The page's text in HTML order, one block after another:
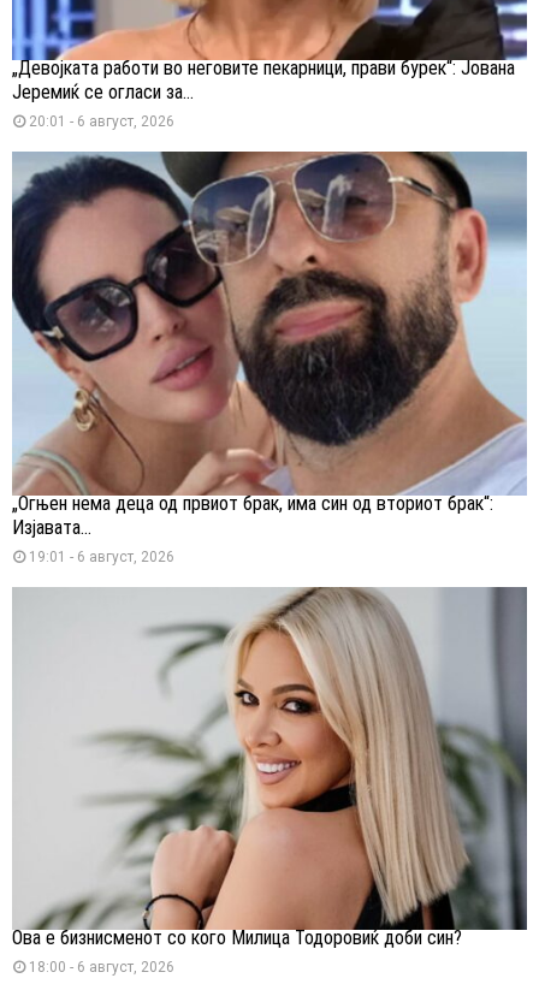
„Девојката работи во неговите пекарници, прави бурек“: Јована
Јеремиќ се огласи за...
20:01 - 6 август, 2026
„Огњен нема деца од првиот брак, има син од вториот брак“:
Изјавата...
19:01 - 6 август, 2026
Ова е бизнисменот со кого Милица Тодоровиќ доби син?
18:00 - 6 август, 2026